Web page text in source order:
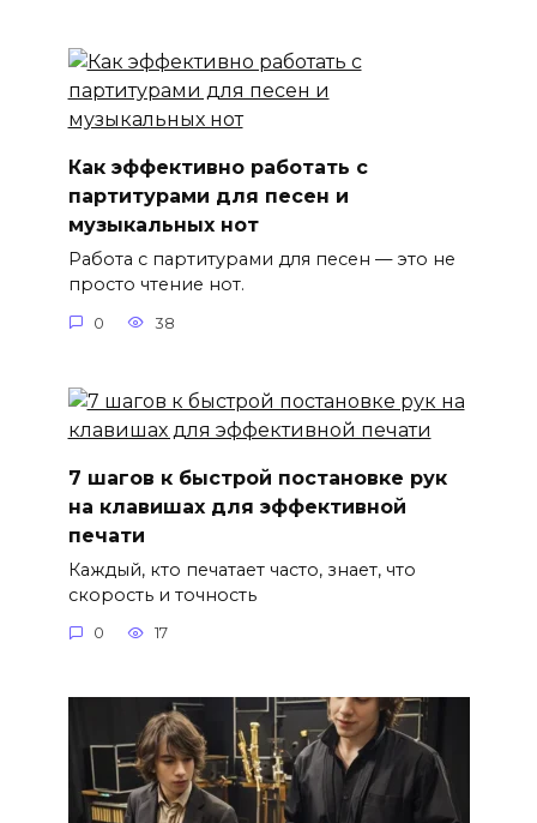
Как эффективно работать с
партитурами для песен и
музыкальных нот
Работа с партитурами для песен — это не
просто чтение нот.
0 38
7 шагов к быстрой постановке рук
на клавишах для эффективной
печати
Каждый, кто печатает часто, знает, что
скорость и точность
0 17